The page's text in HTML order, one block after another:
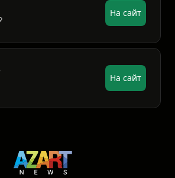
На сайт
На сайт